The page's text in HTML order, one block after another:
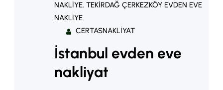
NAKLIYE, TEKIRDAĞ ÇERKEZKÖY EVDEN EVE
NAKLIYE
CERTASNAKLIYAT
İstanbul evden eve
nakliyat